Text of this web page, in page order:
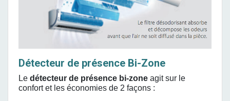
Détecteur de présence Bi-Zone
Le détecteur de présence bi-zone agit sur le
confort et les économies de 2 façons :